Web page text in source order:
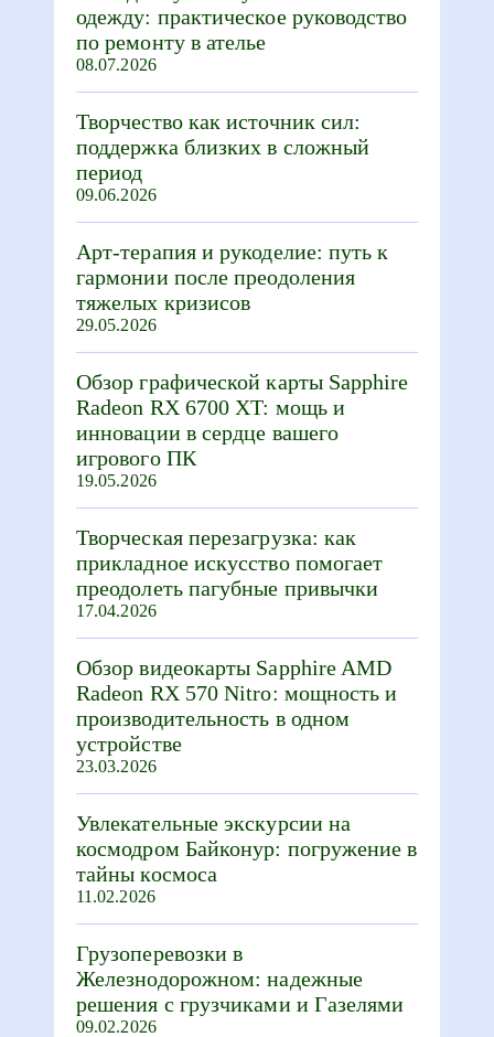
одежду: практическое руководство
по ремонту в ателье
08.07.2026
Творчество как источник сил:
поддержка близких в сложный
период
09.06.2026
Арт-терапия и рукоделие: путь к
гармонии после преодоления
тяжелых кризисов
29.05.2026
Обзор графической карты Sapphire
Radeon RX 6700 XT: мощь и
инновации в сердце вашего
игрового ПК
19.05.2026
Творческая перезагрузка: как
прикладное искусство помогает
преодолеть пагубные привычки
17.04.2026
Обзор видеокарты Sapphire AMD
Radeon RX 570 Nitro: мощность и
производительность в одном
устройстве
23.03.2026
Увлекательные экскурсии на
космодром Байконур: погружение в
тайны космоса
11.02.2026
Грузоперевозки в
Железнодорожном: надежные
решения с грузчиками и Газелями
09.02.2026